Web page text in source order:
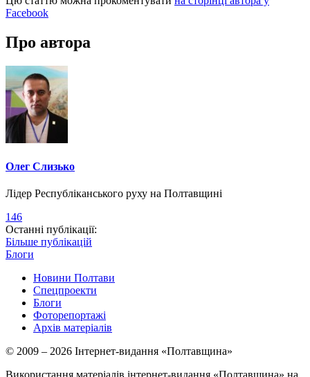
Facebook
Про автора
Олег Слизько
Лідер Республіканського руху на Полтавщині
146
Останні публікації:
Більше публікацій
Блоги
Новини Полтави
Спецпроекти
Блоги
Фоторепортажі
Архів матеріалів
© 2009 – 2026 Інтернет-видання «Полтавщина»